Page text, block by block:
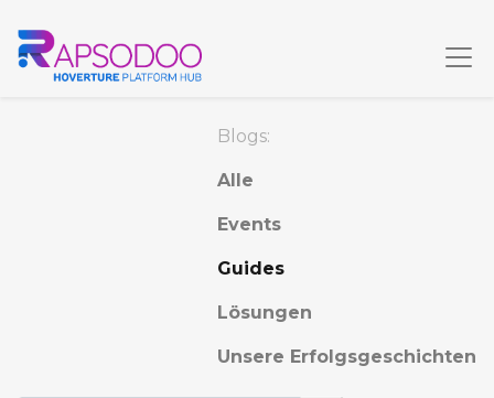
Blogs:
Alle
Events
Guides
Lösungen
Unsere Erfolgsgeschichten